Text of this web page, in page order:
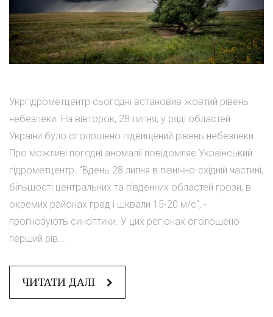
Укргідрометцентр сьогодні встановив жовтий рівень
небезпеки. На вівторок, 28 липня, у ряді областей
України було оголошено підвищений рівень небезпеки.
Про можливі погодні аномалії повідомляє Український
гідрометцентр. "Вдень 28 липня в північно-східній частині,
більшості центральних та південних областей грози, в
окремих районах град і шквали 15-20 м/с", -
прогнозують синоптики. У цих регіонах оголошено
перший рів...
ЧИТАТИ ДАЛІ